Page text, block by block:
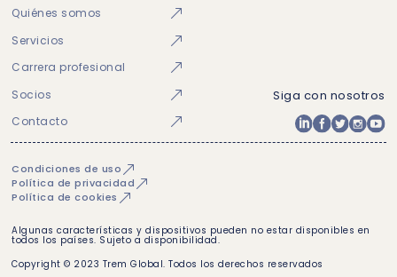
Quiénes somos
Servicios
Carrera profesional
Socios
Contacto
Siga con nosotros
Condiciones de uso
Política de privacidad
Política de cookies
Algunas características y dispositivos pueden no estar disponibles en
todos los países. Sujeto a disponibilidad.
Copyright © 2023 Trem Global. Todos los derechos reservados